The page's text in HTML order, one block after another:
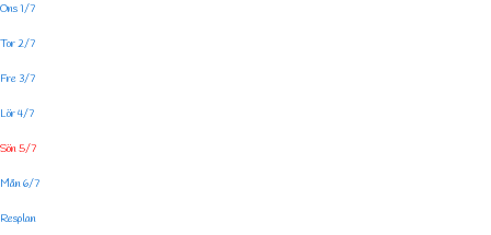
Ons 1/7
Tor 2/7
Fre 3/7
Lör 4/7
Sön 5/7
Mån 6/7
Resplan